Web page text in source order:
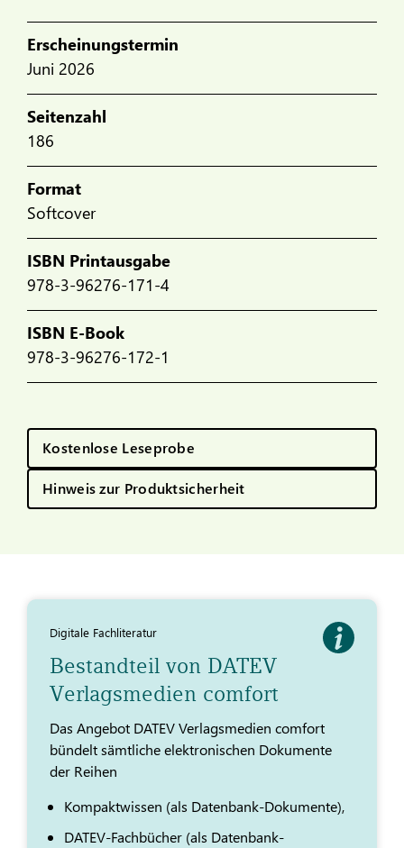
Erscheinungstermin
Juni 2026
Seitenzahl
186
Format
Softcover
ISBN Printausgabe
978-3-96276-171-4
ISBN E-Book
978-3-96276-172-1
Kostenlose Leseprobe
Hinweis zur Produktsicherheit
Digitale Fachliteratur
Bestandteil von DATEV
Verlagsmedien comfort
Das Angebot DATEV Verlagsmedien comfort
bündelt sämtliche elektronischen Dokumente
der Reihen
Kompaktwissen (als Datenbank-Dokumente),
DATEV-Fachbücher (als Datenbank-